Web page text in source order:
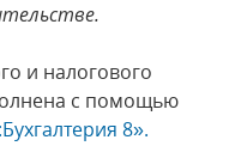
и налогового
с помощью
8».